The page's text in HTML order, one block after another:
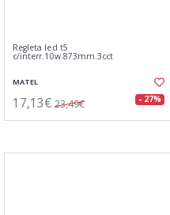
Regleta led t5
c/interr.10w.873mm.3cct
MATEL
17,13€ 23,49€ - 27%